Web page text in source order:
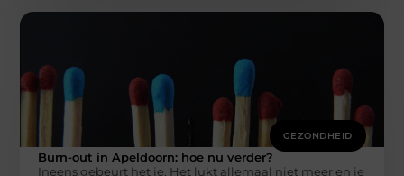
GEZONDHEID
Burn-out in Apeldoorn: hoe nu verder?
Ineens gebeurt het je. Het lukt allemaal niet meer en je